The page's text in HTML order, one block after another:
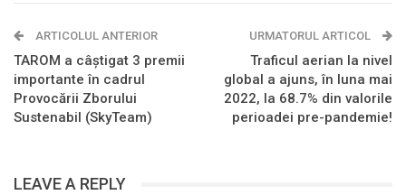
ARTICOLUL ANTERIOR
TAROM a câștigat 3 premii
importante în cadrul
Provocării Zborului
Sustenabil (SkyTeam)
URMATORUL ARTICOL
Traficul aerian la nivel
global a ajuns, în luna mai
2022, la 68.7% din valorile
perioadei pre-pandemie!
LEAVE A REPLY